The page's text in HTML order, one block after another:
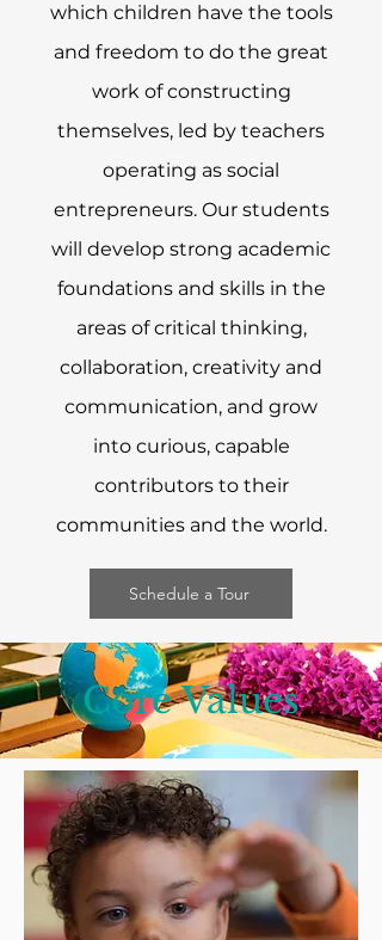
which children have the tools
and freedom to do the great
work of constructing
themselves, led by teachers
operating as social
entrepreneurs. Our students
will develop strong academic
foundations and skills in the
areas of critical thinking,
collaboration, creativity and
communication, and grow
into curious, capable
contributors to their
communities and the world.​
Schedule a Tour
Core Values